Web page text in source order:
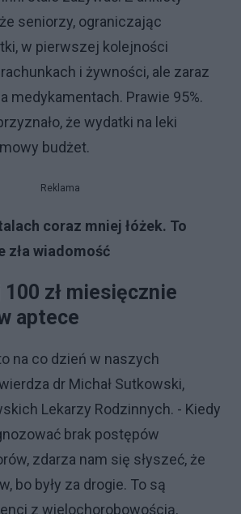
seniorzy, ograniczając
w pierwszej kolejności
i żywności, ale zaraz
medykamentach. Prawie 95%.
że wydatki na leki
budżet.
Reklama
coraz mniej łóżek. To
zła wiadomość
zł miesięcznie
aptece
na co dzień w naszych
dr Michał Sutkowski,
Lekarzy Rodzinnych. - Kiedy
brak postępów
zdarza nam się słyszeć, że
bo były za drogie. To są
z wielochorobowością,